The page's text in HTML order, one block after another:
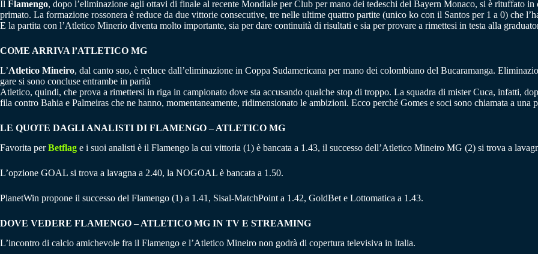
Il Flamengo, dopo l’eliminazione agli ottavi di finale al recente Mondiale per Club per mano dei tedeschi del Bayern Monaco, si è rituffato
primato. La formazione rossonera è reduce da due vittorie consecutive, tre nelle ultime quattro partite (unico ko con il Santos per 1 a 0) che
E la partita con l’Atletico Minerio diventa molto importante, sia per dare continuità di risultati e sia per provare a rimettesi in testa alla
COME ARRIVA l’ATLETICO MG
L’Atletico Mineiro, dal canto suo, è reduce dall’eliminazione in Coppa Sudamericana per mano dei colombiano del Bucaramanga.
gare si sono concluse entrambe in parità
Atletico, quindi, che prova a rimettersi in riga in campionato dove sta accusando qualche stop di troppo. La squadra di mister Cuca, infatti,
fila contro Bahia e Palmeiras che ne hanno, momentaneamente, ridimensionato le ambizioni. Ecco perché Gomes e soci sono chiamata a
LE QUOTE DAGLI ANALISTI DI FLAMENGO – ATLETICO MG
Favorita per Betflag e i suoi analisti è il Flamengo la cui vittoria (1) è bancata a 1.43, il successo dell’Atletico Mineiro MG (2) si trova a
L’opzione GOAL si trova a lavagna a 2.40, la NOGOAL è bancata a 1.50.
PlanetWin propone il successo del Flamengo (1) a 1.41, Sisal-MatchPoint a 1.42, GoldBet e Lottomatica a 1.43.
DOVE VEDERE FLAMENGO – ATLETICO MG IN TV E STREAMING
L’incontro di calcio amichevole fra il Flamengo e l’Atletico Mineiro non godrà di copertura televisiva in Italia.